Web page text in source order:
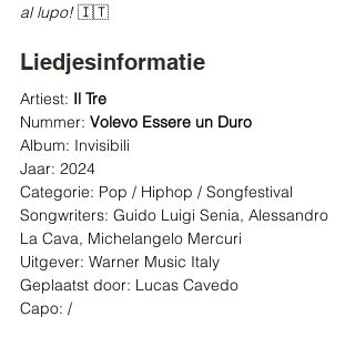
al lupo! 🇮🇹
Liedjesinformatie
Artiest: Il Tre
Nummer: Volevo Essere un Duro
Album: Invisibili
Jaar: 2024
Categorie: Pop / Hiphop / Songfestival
Songwriters: Guido Luigi Senia, Alessandro
La Cava, Michelangelo Mercuri
Uitgever: Warner Music Italy
Geplaatst door: Lucas Cavedo
Capo: /